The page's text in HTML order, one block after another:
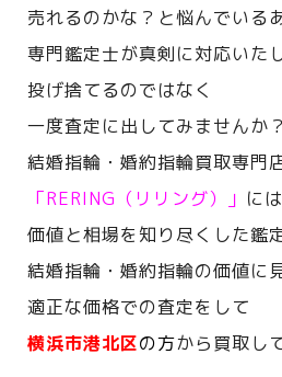
売れるのかな？と悩んでいる
専門鑑定士が真剣に対応いた
投げ捨てるのではなく
一度査定に出してみませんか？
結婚指輪・婚約指輪買取専門
「RERING（リリング）」 には
価値と相場を知り尽くした鑑
結婚指輪・婚約指輪の価値に
適正な価格での査定をして
横浜市港北区の方から買取し